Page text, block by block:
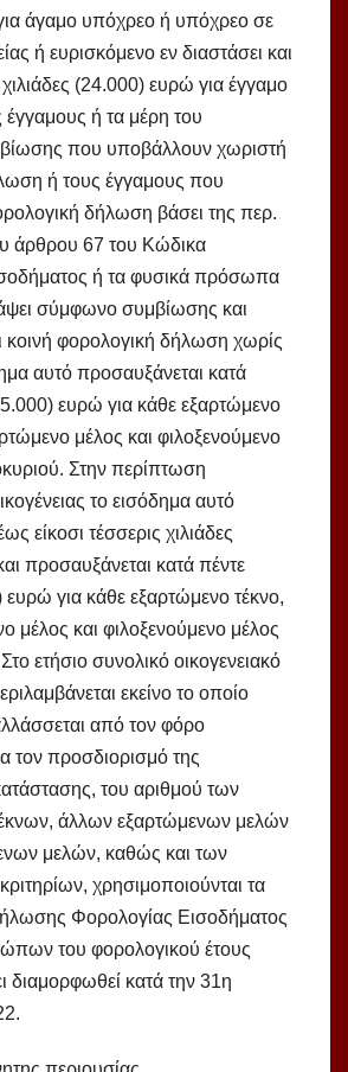
άγαμο υπόχρεο ή υπόχρεο σε
ή ευρισκόμενο εν διαστάσει και
χιλιάδες (24.000) ευρώ για έγγαμο
ή τα μέρη του
που υποβάλλουν χωριστή
ή τους έγγαμους που
δήλωση βάσει της περ.
άρθρου 67 του Κώδικα
ή τα φυσικά πρόσωπα
σύμφωνο συμβίωσης και
κοινή φορολογική δήλωση χωρίς
αυτό προσαυξάνεται κατά
ευρώ για κάθε εξαρτώμενο
μέλος και φιλοξενούμενο
Στην περίπτωση
το εισόδημα αυτό
είκοσι τέσσερις χιλιάδες
προσαυξάνεται κατά πέντε
ευρώ για κάθε εξαρτώμενο τέκνο,
μέλος και φιλοξενούμενο μέλος
ετήσιο συνολικό οικογενειακό
εκείνο το οποίο
από τον φόρο
τον προσδιορισμό της
του αριθμού των
άλλων εξαρτώμενων μελών
μελών, καθώς και των
χρησιμοποιούνται τα
Φορολογίας Εισοδήματος
του φορολογικού έτους
διαμορφωθεί κατά την 31η